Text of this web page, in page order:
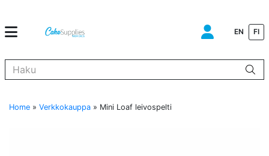
EN FI
Home » Verkkokauppa » Mini Loaf leivospelti